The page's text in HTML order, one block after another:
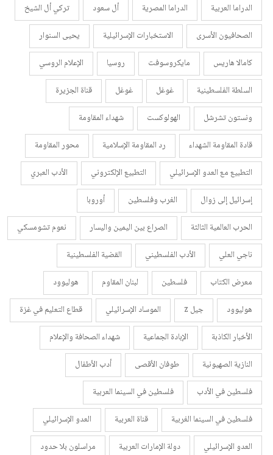
الدراما العربية الدراما المصرية أل سعود
تركي أل الشيخ
الصحافيون الأسرى
الاستخبارات الإسرائيلية
يحيى السنوار
كامالا هاريس
مايكروسوفت روسيا
الإعلام الروسي
السلطة الفلسطينية
غوغل غوغل
قناة الجزيرة
ونستون تشرشل
الهولوكست
شهداء المقاومة
قادة المقاومة الشهداء
رد المقاومة الإسلامية
محور المقاومة
التطبيع مع العدو الإسرائيلي
التطبيع الإلكتروني
الأدب العبري
إسرائيل إلى زوال
الغرب وفلسطين
أوروبا
الحرب العالمية الثالثة
الصراع بين اليمين واليسار
نعوم تشومسكي
ناجي العلي
الأدب الفلسطيني
القضية الفلسطينية
معرض الكتاب
فلسطين لبنان المقاوم
هوليوود
هوليوود
جيل z الموساد الإسرائيلي
قطاع التعليم في غزة
الأخبار الكاذبة
الإبادة الجماعية
شهداء الصحافة والإعلام
النازية الصهيونية
طوفان الأقصى
أدب الأطفال
فلسطين في الأدب
فلسطين في السينما العربية
فلسطين في السينما الغربية
قناة العربية
العدو الإسرائيلي
العدو الإسرائيلي
دولة الإمارات العربية
مراسلون بلا حدود